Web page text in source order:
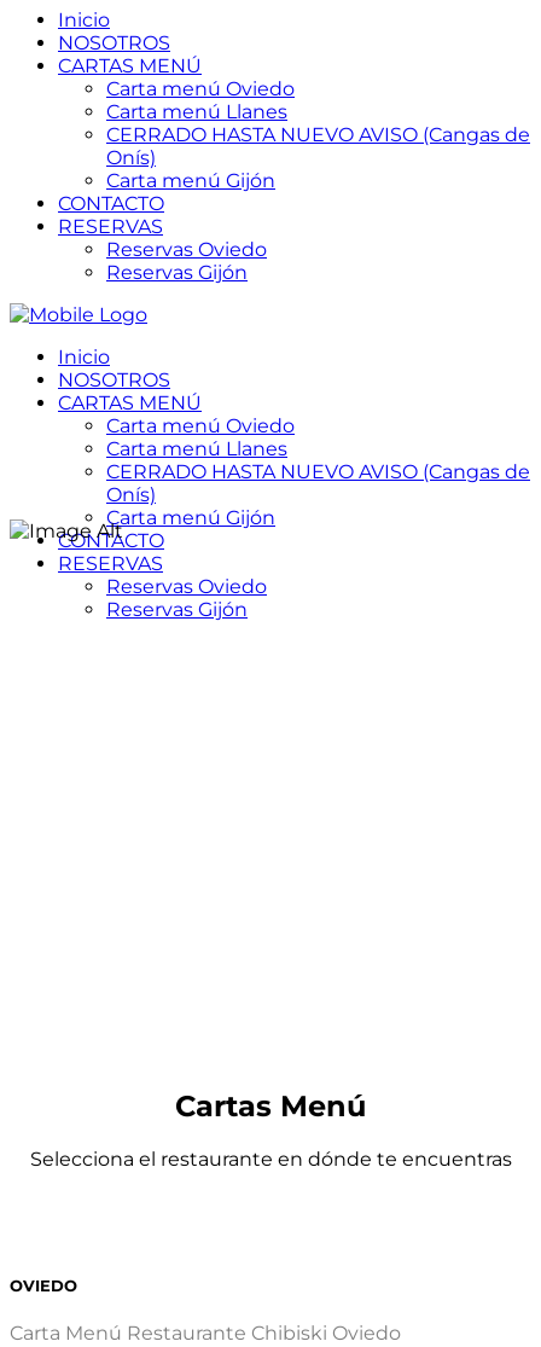
Inicio
NOSOTROS
CARTAS MENÚ
Carta menú Oviedo
Carta menú Llanes
CERRADO HASTA NUEVO AVISO (Cangas de
Onís)
Carta menú Gijón
CONTACTO
RESERVAS
Reservas Oviedo
Reservas Gijón
Inicio
NOSOTROS
CARTAS MENÚ
Carta menú Oviedo
Carta menú Llanes
CERRADO HASTA NUEVO AVISO (Cangas de
Onís)
Carta menú Gijón
CONTACTO
RESERVAS
Reservas Oviedo
Reservas Gijón
Cartas Menú
Selecciona el restaurante en dónde te encuentras
OVIEDO
Carta Menú Restaurante Chibiski Oviedo